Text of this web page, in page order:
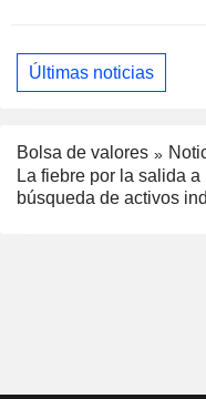
Últimas noticias
Bolsa de valores
La fiebre por la salida
búsqueda de activos